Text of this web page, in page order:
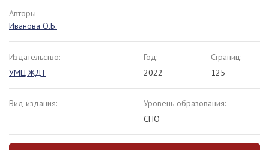
Авторы
Иванова О.Б.
Издательство:
УМЦ ЖДТ
Год:
2022
Страниц:
125
Вид издания:
Уровень образования:
СПО